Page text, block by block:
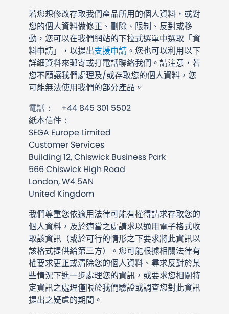
若您想修改存取我們產品所用的個人資料，或對
您的個人資料做修正、刪除、限制、反對或移
動，您可以在我們網站的下拉式選單中選取「資
料申請」，以提出支援申請 。您也可以利用以下
詳細資料來郵寄或打電話聯絡我們。請注意，若
您不願讓我們處理及/或存取您的個人資料，您
可能無法使用我們的部分產品。
電話： +44 845 301 5502
紙本信件：
SEGA Europe Limited
Customer Services
Building 12, Chiswick Business Park
566 Chiswick High Road
London, W4 5AN
United Kingdom
我們尊重您依適用法律可能有權得請求存取您的
個人資料，及於適當之處請求以通用電子格式收
取該資訊（或於可行的情形之下要求將此資訊以
該格式提供給第三方）。您可能根據相關法律有
權要求更正或清除您的個人資料、尋求反對於某
些情況下進一步處理您的資訊，或要求您相關特
定資訊之處理僅限於我們驗證或調查您對此資訊
提出之疑慮的期間。